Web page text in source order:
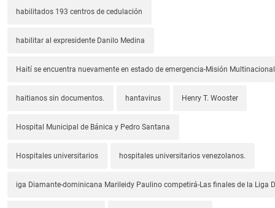
habilitados 193 centros de cedulación
habilitar al expresidente Danilo Medina
Haití se encuentra nuevamente en estado de emergencia-Misión
haitianos sin documentos. hantavirus Henry T. Wooster
Hospital Municipal de Bánica y Pedro Santana
Hospitales universitarios hospitales universitarios venezolanos.
iga Diamante-dominicana Marileidy Paulino competirá-Las finales de la Liga